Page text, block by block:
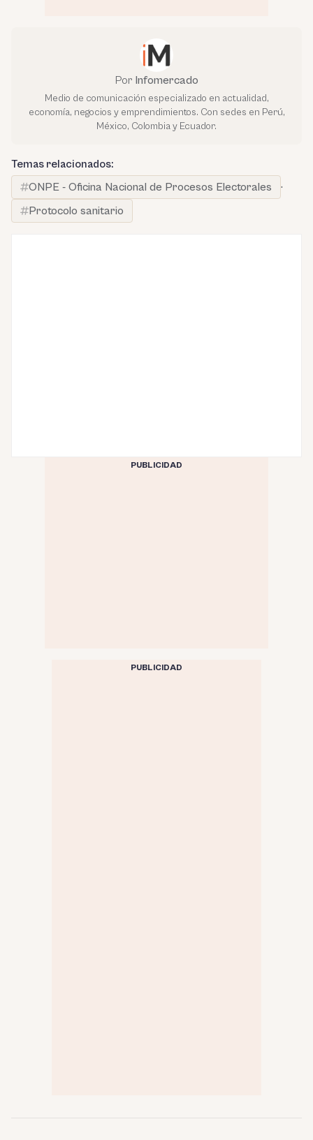
Por Infomercado
Medio de comunicación especializado en actualidad,
economía, negocios y emprendimientos. Con sedes en Perú,
México, Colombia y Ecuador.
Temas relacionados:
ONPE - Oficina Nacional de Procesos Electorales
·
Protocolo sanitario
PUBLICIDAD
PUBLICIDAD